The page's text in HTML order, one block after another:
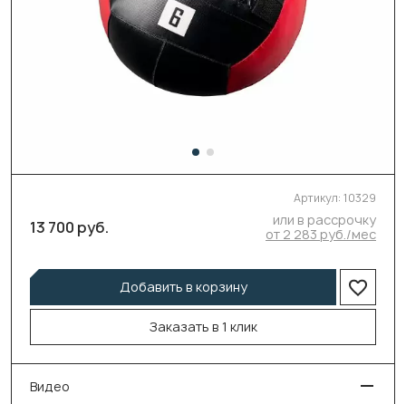
Артикул: 10329
13 700 руб.
или в рассрочку
от 2 283 руб./мес
Добавить в корзину
Заказать в 1 клик
Видео